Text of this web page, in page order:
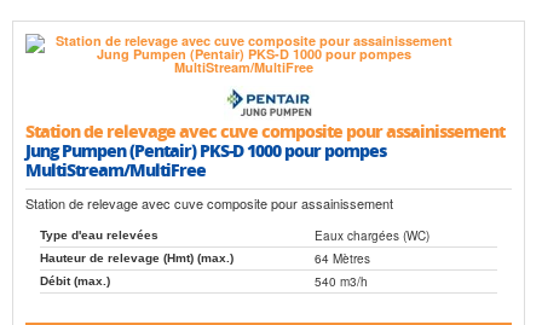
Station de relevage avec cuve composite pour assainissement
Jung Pumpen (Pentair) PKS-D 1000 pour pompes
MultiStream/MultiFree
Station de relevage avec cuve composite pour assainissement
Type d'eau relevées Eaux chargées (WC)
Hauteur de relevage (Hmt) (max.) 64 Mètres
Débit (max.) 540 m3/h